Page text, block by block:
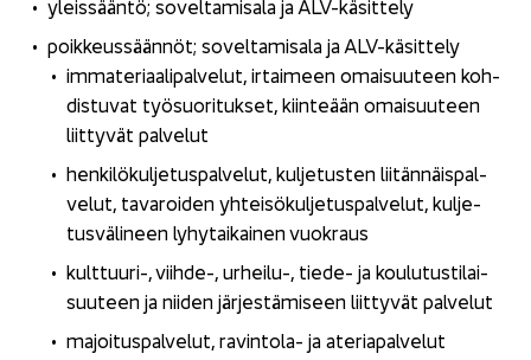
yleis­sään­tö; so­vel­ta­mi­sa­la ja ALV-​käsittely
poik­keus­sään­nöt; so­vel­ta­mi­sa­la ja ALV-​käsittely
im­ma­te­ri­aa­li­pal­ve­lut, ir­tai­meen omai­suu­teen koh­
dis­tu­vat työ­suo­ri­tuk­set, kiin­te­ään omai­suu­teen
liit­ty­vät pal­ve­lut
hen­ki­lö­kul­je­tus­pal­ve­lut, kul­je­tus­ten lii­tän­näis­pal­
ve­lut, ta­va­roi­den yh­tei­sö­kul­je­tus­pal­ve­lut, kul­je­
tus­vä­li­neen ly­hy­tai­kai­nen vuo­kraus
kulttuuri-​, viihde-​, urheilu-​, tiede-​ ja kou­lu­tus­ti­lai­
suu­teen ja nii­den jär­jes­tä­mi­seen liit­ty­vät pal­ve­lut
ma­joi­tus­pal­ve­lut, ravintola-​ ja ate­ria­pal­ve­lut